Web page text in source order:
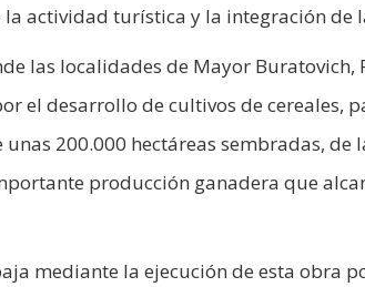
actividad turística y la integración de
las localidades de Mayor Buratovich,
el desarrollo de cultivos de cereales,
200.000 hectáreas sembradas, de
producción ganadera que
mediante la ejecución de esta obra